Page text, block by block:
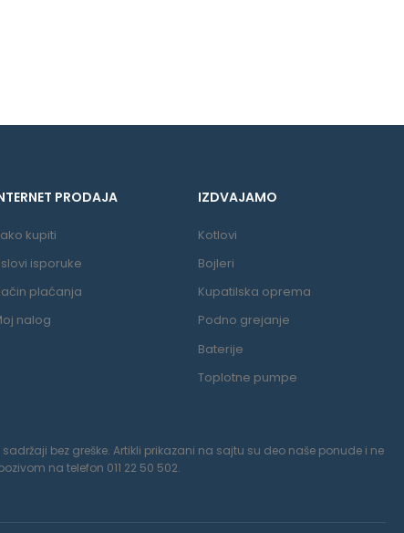
PRODAJA
kupiti
isporuke
plaćanja
nalog
IZDVAJAMO
Kotlovi
Bojleri
Kupatilska oprema
Podno grejanje
Baterije
Toplotne pumpe
bez greške. Artikli prikazani na sajtu su deo naše ponude i ne
na telefon 011 22 50 502.